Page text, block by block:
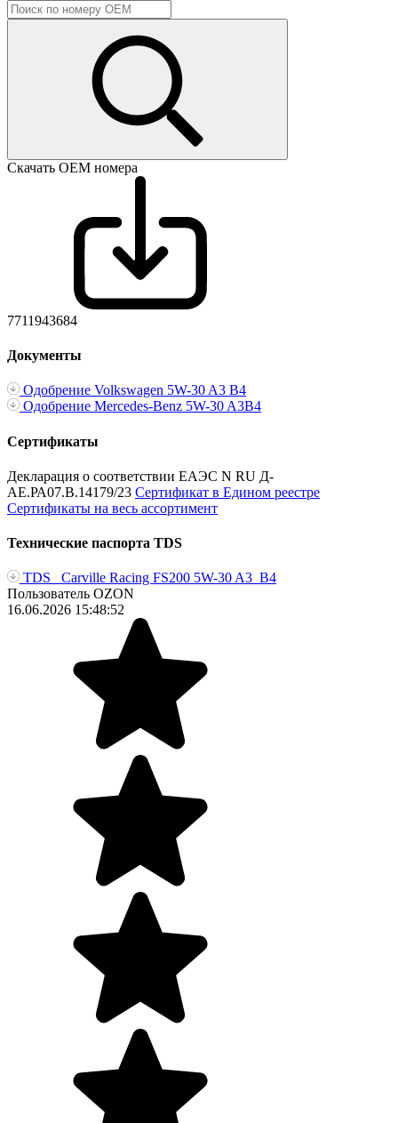
Скачать ОЕМ номера
7711943684
Документы
Одобрение Volkswagen 5W-30 A3 B4
Одобрение Mercedes-Benz 5W-30 A3B4
Сертификаты
Декларация о соответствии ЕАЭС N RU Д-
AE.РА07.В.14179/23 Сертификат в Едином реестре
Сертификаты на весь ассортимент
Технические паспорта TDS
TDS _Сarville Racing FS200 5W-30 A3_B4
Пользователь OZON
16.06.2026 15:48:52